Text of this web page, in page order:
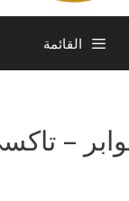
القائمة
–